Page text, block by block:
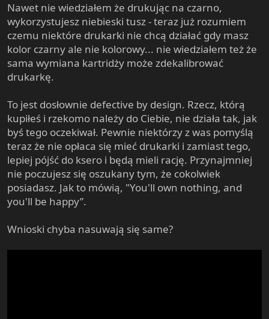
Nawet nie wiedziałem że drukując na czarno,
wykorzystujesz niebieski tusz - teraz już rozumiem
czemu niektóre drukarki nie chcą działać gdy masz
kolor czarny ale nie kolorowy... nie wiedziałem też że
sama wymiana kartridży może zdekalibrować
drukarkę.
To jest dosłownie defective by design. Rzecz, którą
kupiłeś i rzekomo należy do Ciebie, nie działa tak, jak
byś tego oczekiwał. Pewnie niektórzy z was pomyślą
teraz że nie opłaca się mieć drukarki i zamiast tego,
lepiej pójść do ksero i będą mieli rację. Przynajmniej
nie poczujesz się oszukany tym, że cokolwiek
posiadasz. Jak to mówią, "You'll own nothing, and
you'll be happy”.
Wnioski chyba nasuwają się same?